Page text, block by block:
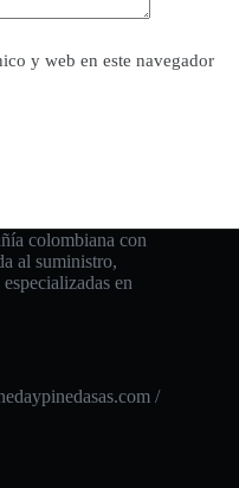
y web en este navegador
colombiana con
al suministro,
en
/